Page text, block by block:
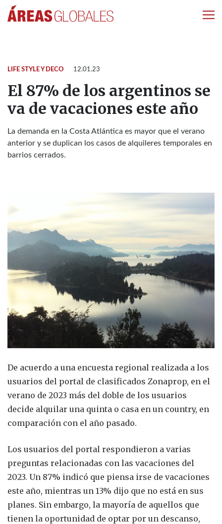
LIFE STYLE Y DECO 12.01.23
El 87% de los argentinos se
va de vacaciones este año
La demanda en la Costa Atlántica es mayor que el verano
anterior y se duplican los casos de alquileres temporales en
barrios cerrados.
De acuerdo a una encuesta regional realizada a los
usuarios del portal de clasificados Zonaprop, en el
verano de 2023 más del doble de los usuarios
decide alquilar una quinta o casa en un country, en
comparación con el año pasado.
Los usuarios del portal respondieron a varias
preguntas relacionadas con las vacaciones del
2023. Un 87% indicó que piensa irse de vacaciones
este año, mientras un 13% dijo que no está en sus
planes. Sin embargo, la mayoría de aquellos que
tienen la oportunidad de optar por un descanso,